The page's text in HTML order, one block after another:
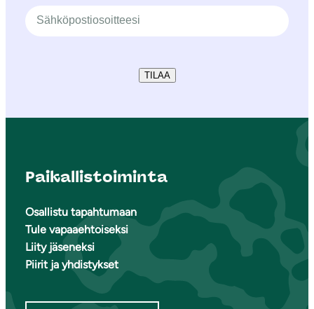
TILAA
Paikallistoiminta
Osallistu tapahtumaan
Tule vapaaehtoiseksi
Liity jäseneksi
Piirit ja yhdistykset